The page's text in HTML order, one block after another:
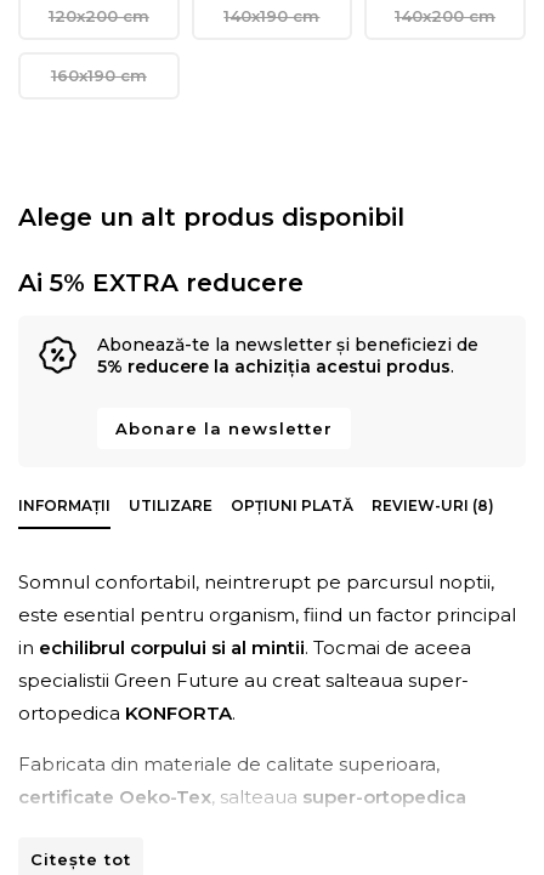
120x200 cm 140x190 cm 140x200 cm
160x190 cm
Alege un alt produs disponibil
Ai 5% EXTRA reducere
Abonează-te la newsletter și beneficiezi de
5% reducere la achiziția acestui produs.
Abonare la newsletter
INFORMAȚII UTILIZARE OPȚIUNI PLATĂ REVIEW-URI (8)
Somnul confortabil, neintrerupt pe parcursul noptii,
este esential pentru organism, fiind un factor principal
in echilibrul corpului si al mintii. Tocmai de aceea
specialistii Green Future au creat salteaua super-
ortopedica KONFORTA.
Fabricata din materiale de calitate superioara,
certificate Oeko-Tex, salteaua super-ortopedica
generos despuma elastica Green Form HD®
Citește tot